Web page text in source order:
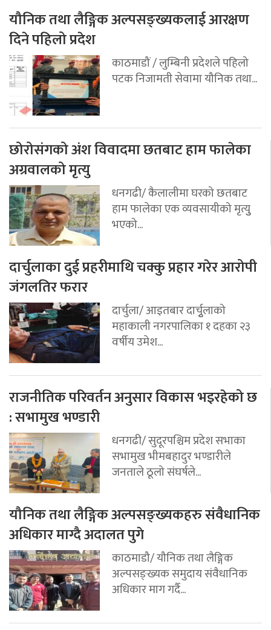
यौनिक तथा लैङ्गिक अल्पसङ्ख्यकलाई आरक्षण
दिने पहिलो प्रदेश
काठमाडौं / लुम्बिनी प्रदेशले पहिलो
पटक निजामती सेवामा यौनिक तथा...
छोरोसंगको अंश विवादमा छतबाट हाम फालेका
अग्रवालको मृत्यु
धनगढी/ कैलालीमा घरको छतबाट
हाम फालेका एक व्यवसायीको मृत्युु
भएको...
दार्चुलाका दुई प्रहरीमाथि चक्कु प्रहार गरेर आरोपी
जंगलतिर फरार
दार्चुला/ आइतबार दार्चुृलाको
महाकाली नगरपालिका १ दहका २३
वर्षीय उमेश...
राजनीतिक परिवर्तन अनुसार विकास भइरहेको छ
: सभामुख भण्डारी
धनगढी/ सुदूरपश्चिम प्रदेश सभाका
सभामुख भीमबहादुर भण्डारीले
जनताले ठूलो संघर्षले...
यौनिक तथा लैङ्गिक अल्पसङ्ख्यकहरु संवैधानिक
अधिकार माग्दै अदालत पुगे
काठमाडौ/ यौनिक तथा लैङ्गिक
अल्पसङ्ख्यक समुदाय संवैधानिक
अधिकार माग गर्दै...